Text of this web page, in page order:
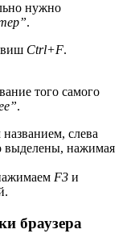
нужно
.
Ctrl+F.
того самого
.
слева
выделены, нажимая
F3 и
браузера